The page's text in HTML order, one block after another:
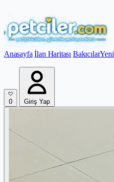
Anasayfa İlan Haritası BakıcılarYeni
0 Giriş Yap